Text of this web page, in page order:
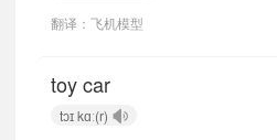
翻译：飞机模型
toy car
tɔɪ kɑː(r)